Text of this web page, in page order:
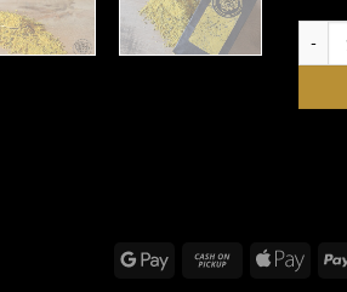
Google
Cash
Apple